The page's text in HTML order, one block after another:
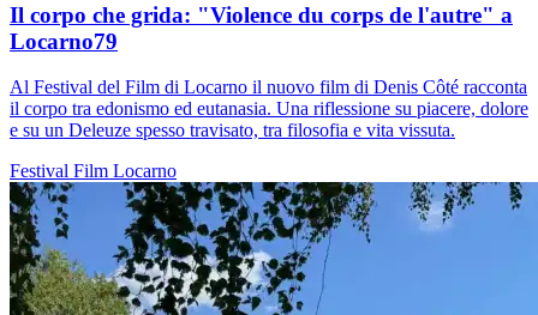
Il corpo che grida: "Violence du corps de l'autre" a
Locarno79
Al Festival del Film di Locarno il nuovo film di Denis Côté racconta
il corpo tra edonismo ed eutanasia. Una riflessione su piacere, dolore
e su un Deleuze spesso travisato, tra filosofia e vita vissuta.
Festival Film Locarno